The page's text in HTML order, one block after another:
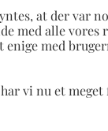
at der var
med alle
med
vi nu et